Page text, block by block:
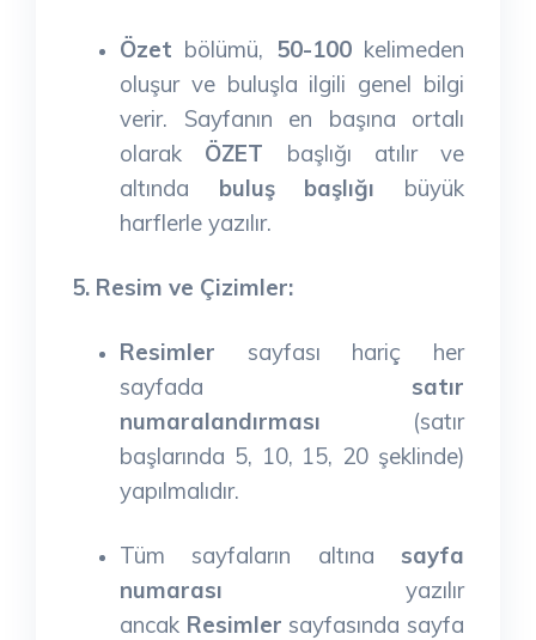
Özet bölümü, 50-100kelimeden
oluşur ve buluşla ilgili genel bilgi
verir. Sayfanın en başına ortalı
olarak ÖZET başlığı atılır ve
altında buluş başlığı büyük
harflerle yazılır.
5. Resim ve Çizimler:
Resimler sayfası hariç her
sayfada satır
numaralandırması (satır
başlarında 5, 10, 15, 20 şeklinde)
yapılmalıdır.
Tüm sayfaların altına sayfa
numarası yazılır
ancak Resimler sayfasında sayfa